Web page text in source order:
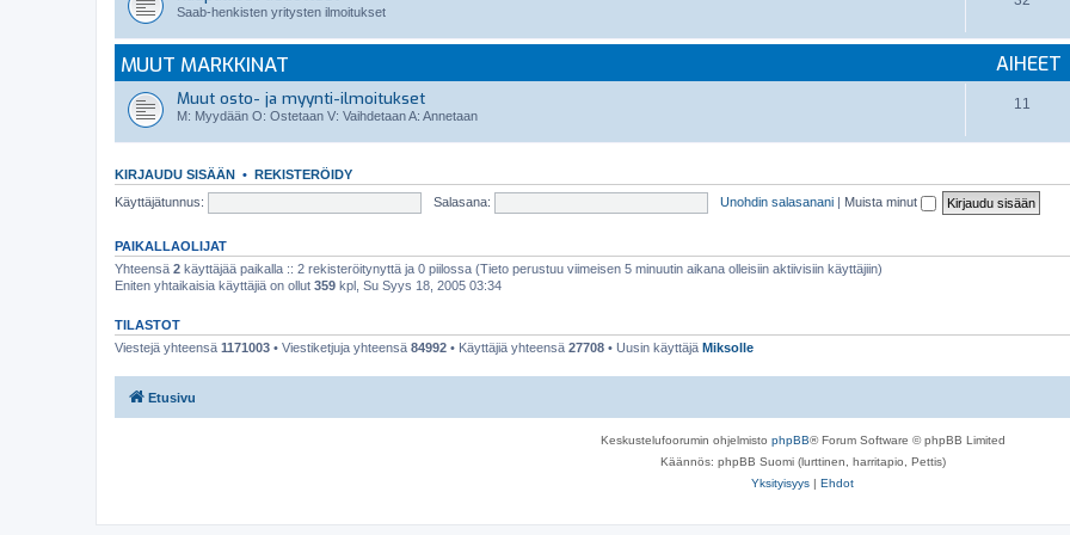
Saab-henkisten yritysten ilmoitukset
MUUT MARKKINAT AIHEET
Muut osto- ja myynti-ilmoitukset
M: Myydään O: Ostetaan V: Vaihdetaan A: Annetaan
11
KIRJAUDU SISÄÄN • REKISTERÖIDY
Käyttäjätunnus:
Salasana: Unohdin salasanani | Muista minut
PAIKALLAOLIJAT
Yhteensä 2 käyttäjää paikalla :: 2 rekisteröitynyttä ja 0 piilossa (Tieto perustuu viimeisen 5 minuutin aikana olleisiin aktiivisiin käyttäjiin)
Eniten yhtaikaisia käyttäjiä on ollut 359 kpl, Su Syys 18, 2005 03:34
TILASTOT
Viestejä yhteensä 1171003 • Viestiketjuja yhteensä 84992 • Käyttäjiä yhteensä 27708 • Uusin käyttäjä Miksolle
Etusivu
Keskustelufoorumin ohjelmisto phpBB® Forum Software © phpBB Limited
Käännös: phpBB Suomi (lurttinen, harritapio, Pettis)
Yksityisyys | Ehdot